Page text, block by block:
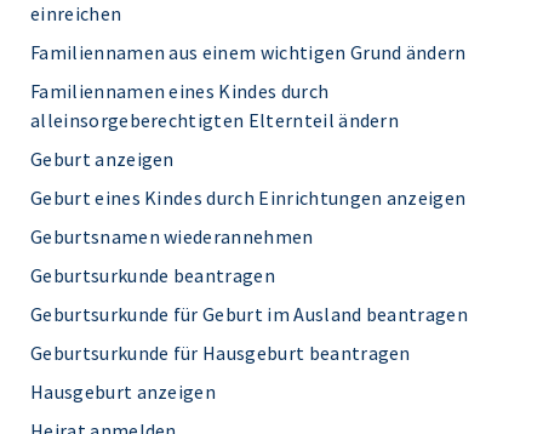
einreichen
Familiennamen aus einem wichtigen Grund ändern
Familiennamen eines Kindes durch
alleinsorgeberechtigten Elternteil ändern
Geburt anzeigen
Geburt eines Kindes durch Einrichtungen anzeigen
Geburtsnamen wiederannehmen
Geburtsurkunde beantragen
Geburtsurkunde für Geburt im Ausland beantragen
Geburtsurkunde für Hausgeburt beantragen
Hausgeburt anzeigen